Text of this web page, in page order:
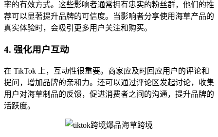
率的有效方式。这些影响者通常拥有忠实的粉丝群，他们的推
荐可以显著提升品牌的可信度。当影响者分享使用海草产品的
真实体验时，会吸引更多用户关注和购买。
4. 强化用户互动
在 TikTok 上，互动性很重要。商家应及时回应用户的评论和
提问，增加品牌的亲和力。还可以通过评论区发起讨论，收集
用户对海草制品的反馈，促进消费者之间的沟通，提升品牌的
活跃度。